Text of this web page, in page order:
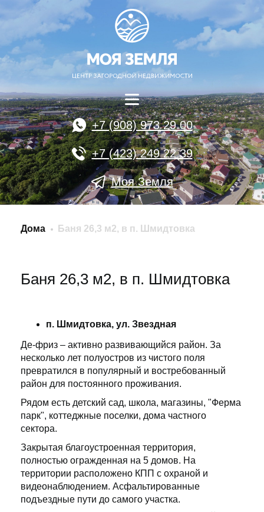
+7 (908) 973 29 00
+7 (423) 249 22 39
Моя Земля
Дома Баня 26,3 м2, в п. Шмидтовка
Баня 26,3 м2, в п. Шмидтовка
п. Шмидтовка, ул. Звездная
Де-фриз – активно развивающийся район. За
несколько лет полуостров из чистого поля
превратился в популярный и востребованный
район для постоянного проживания.
Рядом есть детский сад, школа, магазины, "Ферма
парк", коттеджные поселки, дома частного
сектора.
Закрытая благоустроенная территория,
полностью огражденная на 5 домов. На
территории расположено КПП с охраной и
видеонаблюдением. Асфальтированные
подъездные пути до самого участка.